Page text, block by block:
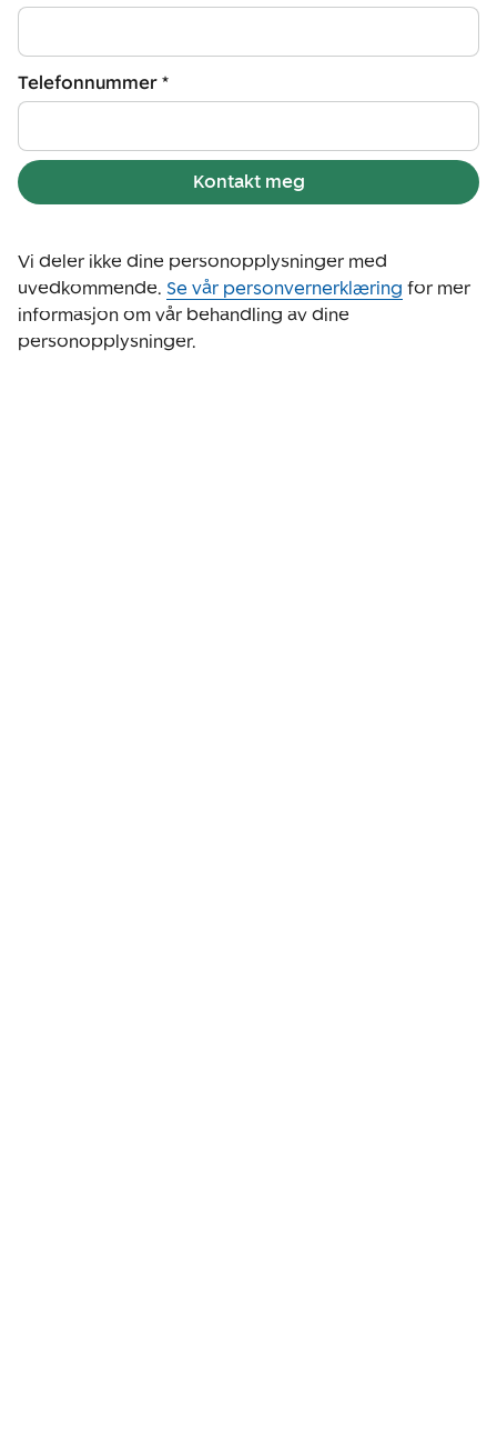
Telefonnummer *
Kontakt meg
Vi deler ikke dine personopplysninger med
uvedkommende. Se vår personvernerklæring for mer
informasjon om vår behandling av dine
personopplysninger.